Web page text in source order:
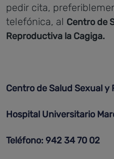
pedir cita,
telefónica, al Centro de
Reproductiva la Cagiga.
Centro de Salud Sexual
Hospital Universitario
Teléfono: 942 34 70 02